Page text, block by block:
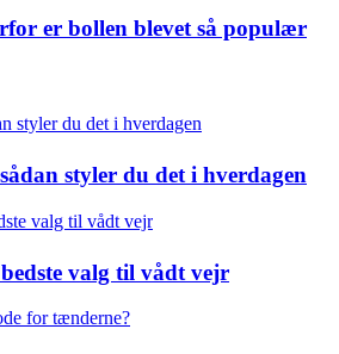
er bollen blevet så populær
styler du det i hverdagen
valg til vådt vejr